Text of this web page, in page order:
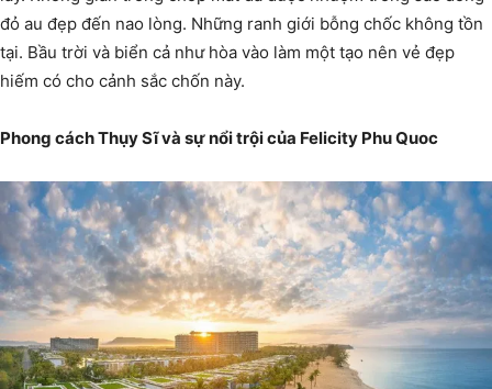
đỏ au đẹp đến nao lòng. Những ranh giới bỗng chốc không tồn
tại. Bầu trời và biển cả như hòa vào làm một tạo nên vẻ đẹp
hiếm có cho cảnh sắc chốn này.
Phong cách Thụy Sĩ và sự nổi trội của Felicity Phu Quoc